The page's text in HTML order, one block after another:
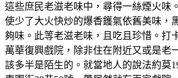
這些庶民老滋老味中，尋得一絲煙火味
使少了大火快炒的爆香鑊氣依舊美味，
夠味。此等老滋老味，且吃且珍惜。打
萬華復興戲院，除非住在附近又或是老
該多半是陌生的。就當地人的說法約莫